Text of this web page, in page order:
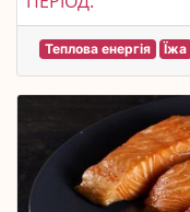
Теплова енергія Їжа